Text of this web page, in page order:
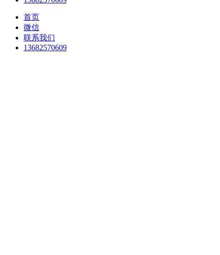
首页
微信
联系我们
13682570609